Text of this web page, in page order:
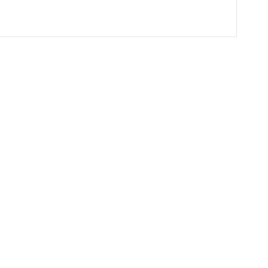
modern bir seçenek oluşturuyor. Bu t-shirt ile stilinizi